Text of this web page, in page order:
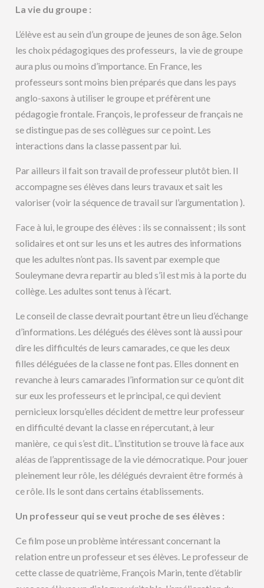
La vie du groupe :
L’élève est au sein d’un groupe de jeunes de son âge. Selon
les choix pédagogiques des professeurs, la vie de groupe
aura plus ou moins d’importance. En France, les
professeurs sont moins bien préparés que dans les pays
anglo-saxons à utiliser le groupe et préfèrent une
pédagogie frontale. François, le professeur de français ne
se distingue pas de ses collègues sur ce point. Les
interactions dans la classe passent par lui.
Par ailleurs il fait son travail de professeur plutôt bien. Il
accompagne ses élèves dans leurs travaux et sait les
valoriser (voir la séquence de travail sur l’argumentation ).
Face à lui, le groupe des élèves : ils se connaissent ; ils sont
solidaires et ont sur les uns et les autres des informations
que les adultes n’ont pas. Ils savent par exemple que
Souleymane devra repartir au bled s’il est mis à la porte du
collège. Les adultes sont tenus à l’écart.
Le conseil de classe devrait pourtant être un lieu d’échange
d’informations. Les délégués des élèves sont là aussi pour
dire les difficultés de leurs camarades, ce que les deux
filles déléguées de la classe ne font pas. Elles donnent en
revanche à leurs camarades l’information sur ce qu’ont dit
sur eux les professeurs et le principal, ce qui devient
pernicieux lorsqu’elles décident de mettre leur professeur
en difficulté devant la classe en répercutant, à leur
manière, ce qui s’est dit.. L’institution se trouve là face aux
aléas de l’apprentissage de la vie démocratique. Pour jouer
pleinement leur rôle, les délégués devraient être formés à
ce rôle. Ils le sont dans certains établissements.
Un professeur qui se veut proche de ses élèves :
Ce film pose un problème intéressant concernant la
relation entre un professeur et ses élèves. Le professeur de
cette classe de quatrième, François Marin, tente d’établir